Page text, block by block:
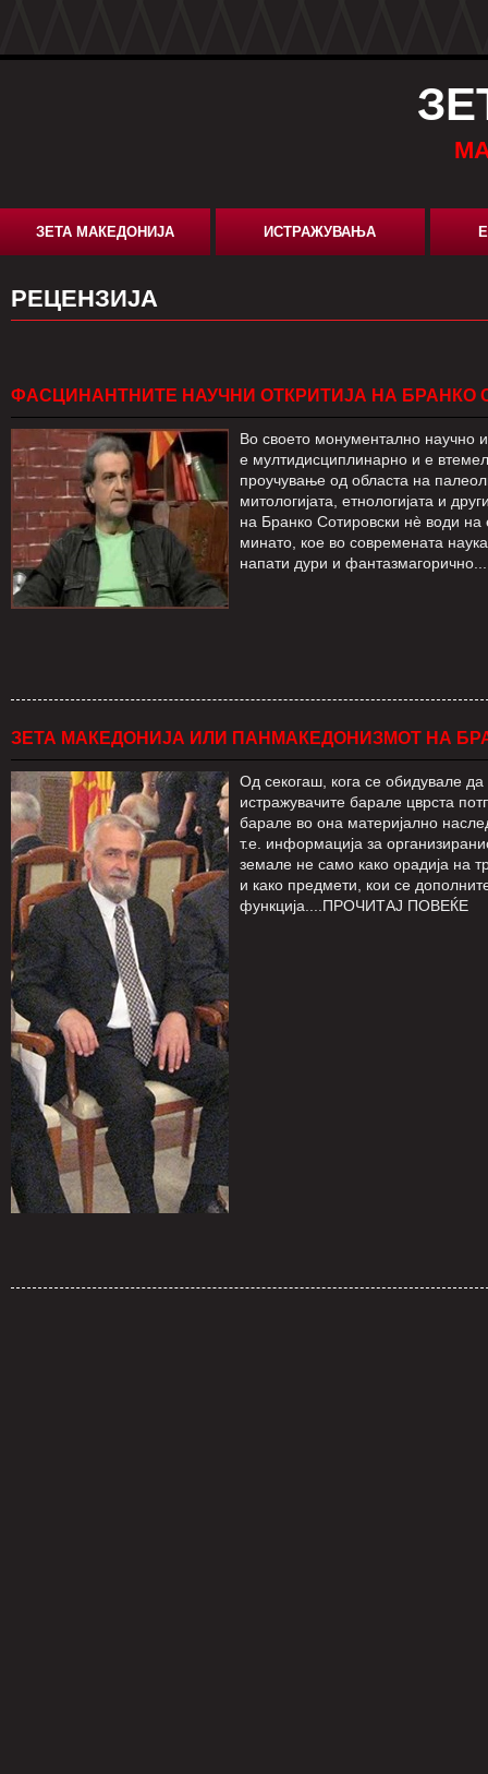
ЗЕТА МАКЕДОНИЈА ИСТРАЖУВАЊА
РЕЦЕНЗИЈА
ФАСЦИНАНТНИТЕ НАУЧНИ ОТКРИТИЈА НА БРАНКО
Во своето монументално научно
е мултидисциплинарно и е
проучување од областа на
митологијата, етнологијата и
на Бранко Сотировски нè води
минато, кое во современата
напати дури и
ЗЕТА МАКЕДОНИЈА ИЛИ ПАНМАКЕДОНИЗМОТ НА
Од секогаш, кога се обидувале да
истражувачите барале цврста
барале во она материјално
т.е. информација за
земале не само како орадија на
и како предмети, кои се
функција....ПРОЧИТАЈ ПОВЕЌЕ